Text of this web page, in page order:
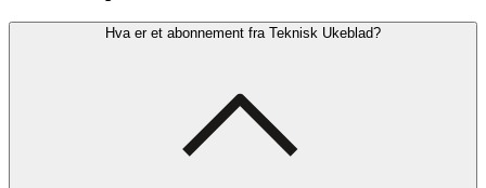
Hva er et abonnement fra Teknisk Ukeblad?